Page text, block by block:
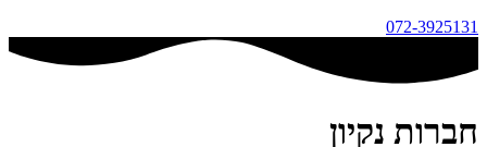
072-3925131
חברות נקיון